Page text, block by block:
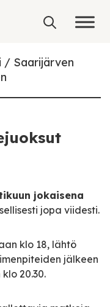
Saarijärven
jokaisena
jopa viidesti.
klo 18, lähtö
jälkeen
20.30.